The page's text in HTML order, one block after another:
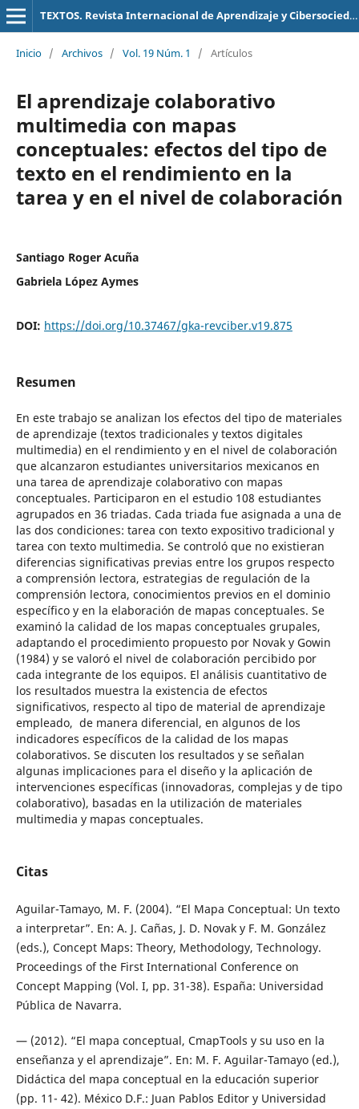
TEXTOS. Revista Internacional de Aprendizaje y Cibersociedad
Inicio / Archivos / Vol. 19 Núm. 1 / Artículos
El aprendizaje colaborativo
multimedia con mapas
conceptuales: efectos del tipo de
texto en el rendimiento en la
tarea y en el nivel de colaboración
Santiago Roger Acuña
Gabriela López Aymes
DOI: https://doi.org/10.37467/gka-revciber.v19.875
Resumen
En este trabajo se analizan los efectos del tipo de materiales
de aprendizaje (textos tradicionales y textos digitales
multimedia) en el rendimiento y en el nivel de colaboración
que alcanzaron estudiantes universitarios mexicanos en
una tarea de aprendizaje colaborativo con mapas
conceptuales. Participaron en el estudio 108 estudiantes
agrupados en 36 triadas. Cada triada fue asignada a una de
las dos condiciones: tarea con texto expositivo tradicional y
tarea con texto multimedia. Se controló que no existieran
diferencias significativas previas entre los grupos respecto
a comprensión lectora, estrategias de regulación de la
comprensión lectora, conocimientos previos en el dominio
específico y en la elaboración de mapas conceptuales. Se
examinó la calidad de los mapas conceptuales grupales,
adaptando el procedimiento propuesto por Novak y Gowin
(1984) y se valoró el nivel de colaboración percibido por
cada integrante de los equipos. El análisis cuantitativo de
los resultados muestra la existencia de efectos
significativos, respecto al tipo de material de aprendizaje
empleado, de manera diferencial, en algunos de los
indicadores específicos de la calidad de los mapas
colaborativos. Se discuten los resultados y se señalan
algunas implicaciones para el diseño y la aplicación de
intervenciones específicas (innovadoras, complejas y de tipo
colaborativo), basadas en la utilización de materiales
multimedia y mapas conceptuales.
Citas
Aguilar-Tamayo, M. F. (2004). “El Mapa Conceptual: Un texto
a interpretar”. En: A. J. Cañas, J. D. Novak y F. M. González
(eds.), Concept Maps: Theory, Methodology, Technology.
Proceedings of the First International Conference on
Concept Mapping (Vol. I, pp. 31-38). España: Universidad
Pública de Navarra.
— (2012). “El mapa conceptual, CmapTools y su uso en la
enseñanza y el aprendizaje”. En: M. F. Aguilar-Tamayo (ed.),
Didáctica del mapa conceptual en la educación superior
(pp. 11- 42). México D.F.: Juan Pablos Editor y Universidad